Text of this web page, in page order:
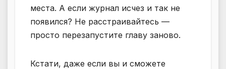
места. А если журнал исчез и так не
появился? Не расстраивайтесь —
просто перезапустите главу заново.
Кстати, даже если вы и сможете